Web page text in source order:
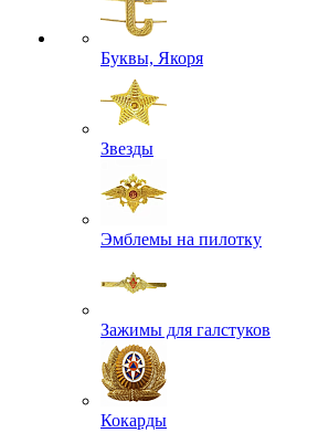
Буквы, Якоря
Звезды
Эмблемы на пилотку
Зажимы для галстуков
Кокарды